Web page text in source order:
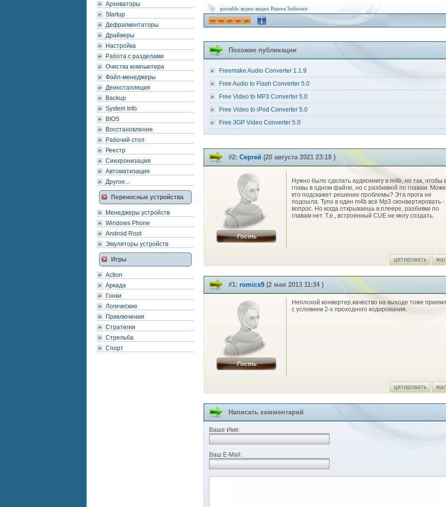
Архиваторы
Startup
Дефрагментаторы
Драйверы
Настройка
Работа с разделами
Очистка компьютера
Файл-менеджеры
Деинсталляция
Backup
System Info
BIOS
Восстановление
Рабочий стол
Реестр
Синхронизация
Автоматизация
Другое...
Переносные устройства
Менеджеры устройств
Windows Phone
Android Root
Эмуляторы устройств
Игры
Action
Аркада
Гонки
Логические
Приключения
Стратегии
Стрельба
Спорт
portable аудио видео Pazera Software
Похожие публикации
Freemake Audio Converter 1.1.9
Free Audio to Flash Converter 5.0
Free Video to MP3 Converter 5.0
Free Video to iPod Converter 5.0
Free 3GP Video Converter 5.0
#2: Сергей (20 августа 2021 23:18 )
Нужно было сделать аудиокнигу в m4b, но так, чтобы
главы в одном файле, но с разбивкой по главам.
кто подскажет решение проблемы? Эта прога не
подошла. Тупо в один m4b все Mp3 сконвертировать -
вопрос. Но когда открываешь в плеере, разбивки по
главам нет. Т.е., встроенный CUE не могу создать.
цитировать
#1: romics9 (2 мая 2013 11:34 )
Неплохой конвертер,качество на выходе тоже
с условием 2-х проходного кодирования.
цитировать
Написать комментарий
Ваше Имя:
Ваш E-Mail: